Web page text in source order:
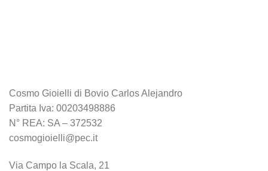
Cosmo Gioielli di Bovio Carlos Alejandro
Partita Iva: 00203498886
N° REA: SA – 372532
cosmogioielli@pec.it
Via Campo la Scala, 21